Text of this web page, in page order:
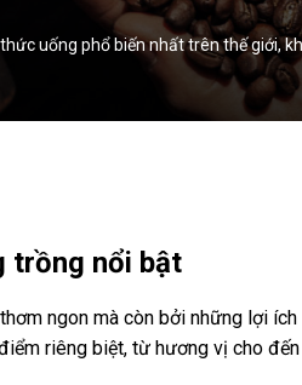
uống phổ biến nhất trên thế giới,
trồng nổi bật
ngon mà còn bởi những lợi
riêng biệt, từ hương vị cho